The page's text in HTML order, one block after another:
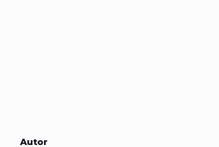
Autor